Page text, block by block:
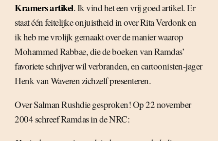
Kramers artikel. Ik vind het een vrij goed artikel. Er
staat één feitelijke onjuistheid in over Rita Verdonk en
ik heb me vrolijk gemaakt over de manier waarop
Mohammed Rabbae, die de boeken van Ramdas’
favoriete schrijver wil verbranden, en cartoonisten-jager
Henk van Waveren zichzelf presenteren.
Over Salman Rushdie gesproken! Op 22 november
2004 schreef Ramdas in de NRC: